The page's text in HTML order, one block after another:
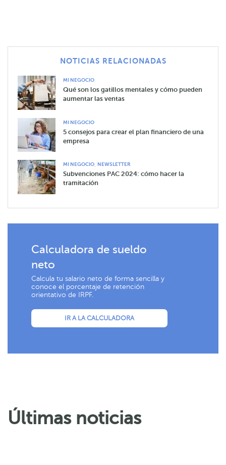
NOTICIAS RELACIONADAS
MI NEGOCIO
Qué son los gatillos mentales y cómo pueden
aumentar las ventas
MI NEGOCIO
5 consejos para crear el plan financiero de una
empresa
MI NEGOCIO NEWSLETTER
Subvenciones PAC 2024: cómo hacer la
tramitación
Calculadora de sueldo
neto
Calcula tu salario neto de forma sencilla y
conoce el porcentaje de retención
orientativo de IRPF.
IR A LA CALCULADORA
Últimas noticias